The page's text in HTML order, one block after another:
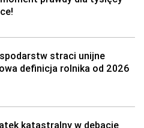
straci unijne
definicja rolnika od 2026
katastralny w debacie